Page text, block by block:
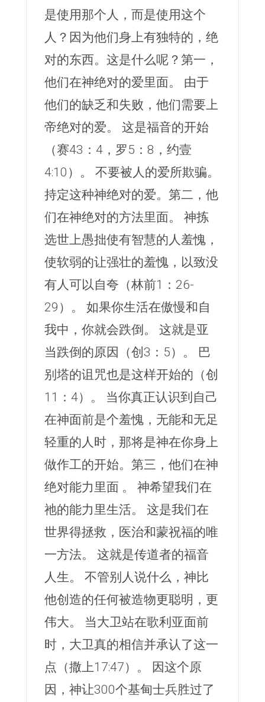
是使用那个人，而是使用这个
人？因为他们身上有独特的，绝
对的东西。这是什么呢？第一，
他们在神绝对的爱里面。 由于
他们的缺乏和失败，他们需要上
帝绝对的爱。 这是福音的开始
（赛43：4，罗5：8，约壹
4:10）。 不要被人的爱所欺骗。
持定这种神绝对的爱。第二，他
们在神绝对的方法里面。 神拣
选世上愚拙使有智慧的人羞愧，
使软弱的让强壮的羞愧，以致没
有人可以自夸（林前1：26-
29）。 如果你生活在傲慢和自
我中，你就会跌倒。 这就是亚
当跌倒的原因（创3：5）。 巴
别塔的诅咒也是这样开始的（创
11：4）。 当你真正认识到自己
在神面前是个羞愧，无能和无足
轻重的人时，那将是神在你身上
做作工的开始。第三，他们在神
绝对能力里面 。 神希望我们在
祂的能力里生活。 这是我们在
世界得拯救，医治和蒙祝福的唯
一方法。 这就是传道者的福音
人生。 不管别人说什么，神比
他创造的任何被造物更聪明，更
伟大。 当大卫站在歌利亚面前
时，大卫真的相信并承认了这一
点（撒上17:47）。 因这个原
因，神让300个基甸士兵胜过了